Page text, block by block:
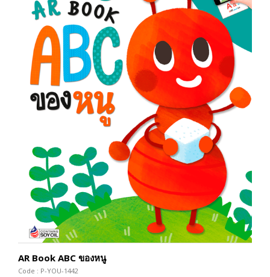
AR Book ABC ของหนู
Code : P-YOU-1442